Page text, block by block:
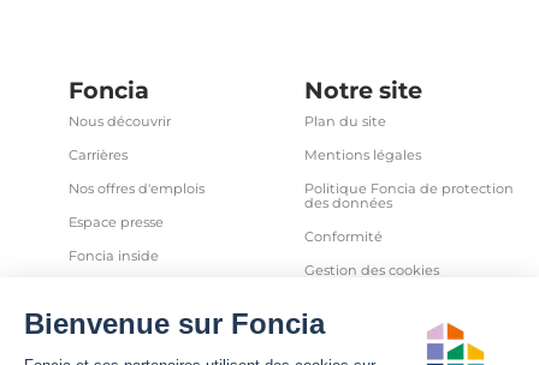
Foncia
Nous découvrir
Carrières
Nos offres d'emplois
Espace presse
Foncia inside
Partenaires
Notre site
Plan du site
Mentions légales
Politique Foncia de protection
des données
Conformité
Gestion des cookies
et autres traceurs
Sécurité informatique